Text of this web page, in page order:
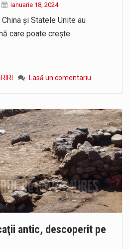
ianuarie 18, 2024
şi Statele Unite au
care poate creşte
Lasă un comentariu
antic, descoperit pe